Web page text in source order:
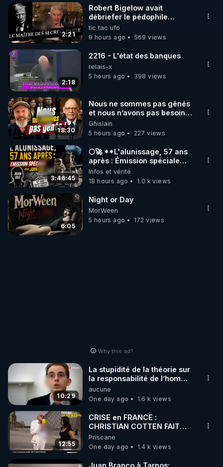
▶ 30 jours gratuit sur l’application de méditation et
de bien-être ENVOL :
Rendez-vous sur https://www.envol.app/code
le code : REGENERE
2:21
Robert Bigelow avait
débriefer le pédophile
génocidaire de donald j
trump
tic tac ufo
9 hours ago
569 views
2:18
2216 - L'état des banques
relais-x
5 hours ago
398 views
18:30
Nous ne sommes pas gênés
et nous n’avons pas besoin
de nous excuser ! #jw
#jehovah #collegecentral
Ghislain
5 hours ago
227 views
3:46:45
🌕🚀 **L'alunissage, 57 ans
après : Émission spéciale
avec John Doe !** 👨 🚀✨
Infos et vérité
18 hours ago
1.0 k views
6:05
Night or Day
MorWeen
5 hours ago
172 views
Why this ad?
10:29
La stupidité de la théorie sur
la responsabilité de l’homme
concernant le dioxyde de
carbone.
aucune
One day ago
1.6 k views
12:55
CRISE en FRANCE :
CHRISTIAN COTTEN FAIT
une étrange découverte
Priscane
One day ago
1.4 k views
Juan Branco à Tarnos: